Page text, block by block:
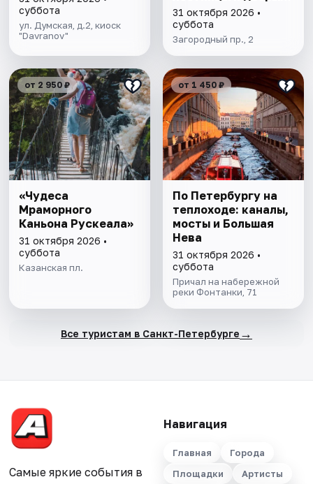
суббота
ул. Думская, д.2, киоск
"Davranov"
колодцы
31 октября 2026 •
суббота
Загородный пр., 2
от 2 950 ₽
«Чудеса
Мраморного
Каньона Рускеала»
31 октября 2026 •
суббота
Казанская пл.
от 1 450 ₽
По Петербургу на
теплоходе: каналы,
мосты и Большая
Нева
31 октября 2026 •
суббота
Причал на набережной
реки Фонтанки, 71
Все туристам в Санкт-Петербурге →
Самые яркие события в
Навигация
Главная
Города
Площадки
Артисты